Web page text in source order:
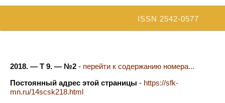
ISSN 2542-0577
2018. — Т 9. — №2 - перейти к содержанию номера...
Постоянный адрес этой страницы - https://sfk-
mn.ru/14scsk218.html